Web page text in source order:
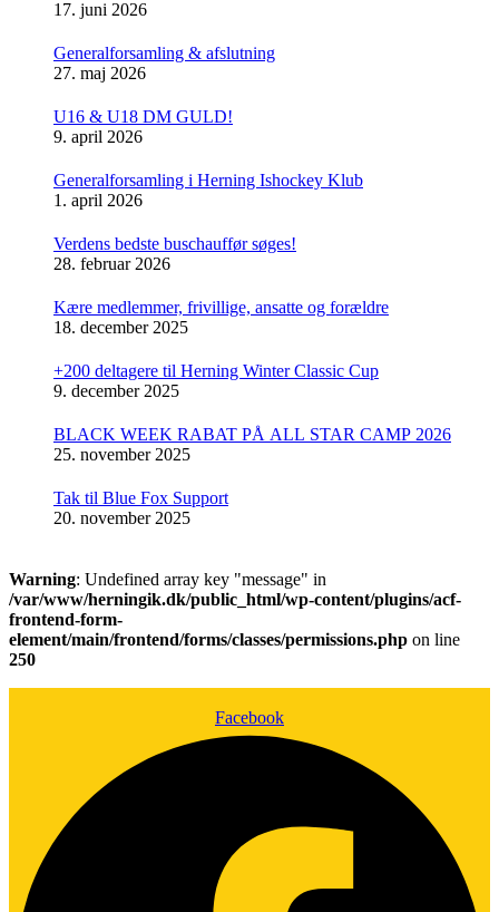
17. juni 2026
Generalforsamling & afslutning
27. maj 2026
U16 & U18 DM GULD!
9. april 2026
Generalforsamling i Herning Ishockey Klub
1. april 2026
Verdens bedste buschauffør søges!
28. februar 2026
Kære medlemmer, frivillige, ansatte og forældre
18. december 2025
+200 deltagere til Herning Winter Classic Cup
9. december 2025
BLACK WEEK RABAT PÅ ALL STAR CAMP 2026
25. november 2025
Tak til Blue Fox Support
20. november 2025
Warning: Undefined array key "message" in
/var/www/herningik.dk/public_html/wp-content/plugins/acf-
frontend-form-
element/main/frontend/forms/classes/permissions.php on line
250
Facebook